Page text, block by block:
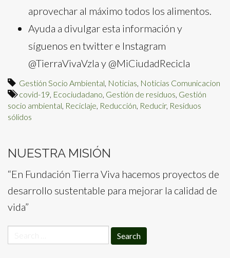
aprovechar al máximo todos los alimentos.
Ayuda a divulgar esta información y
síguenos en twitter e Instagram
@TierraVivaVzla y @MiCiudadRecicla
Gestión Socio Ambiental, Noticias, Noticias Comunicacion
covid-19, Ecociudadano, Gestión de residuos, Gestión
socio ambiental, Reciclaje, Reducción, Reducir, Residuos
sólidos
NUESTRA MISIÓN
“En Fundación Tierra Viva hacemos proyectos de
desarrollo sustentable para mejorar la calidad de
vida”
for: